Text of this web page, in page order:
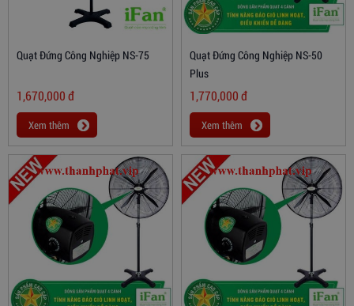
Quạt Đứng Công Nghiệp NS-75
1,670,000đ
Xem thêm
Quạt Đứng Công Nghiệp NS-50
Plus
1,770,000đ
Xem thêm